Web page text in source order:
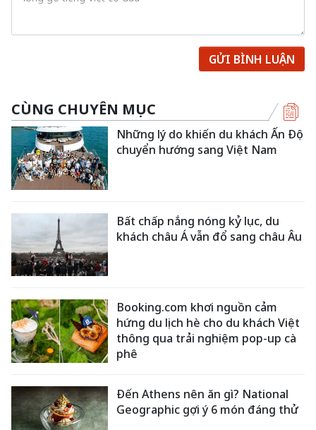
GỬI BÌNH LUẬN
CÙNG CHUYÊN MỤC
Những lý do khiến du khách Ấn Độ
chuyển hướng sang Việt Nam
Bất chấp nắng nóng kỷ lục, du
khách châu Á vẫn đổ sang châu Âu
Booking.com khơi nguồn cảm
hứng du lịch hè cho du khách Việt
thông qua trải nghiệm pop-up cà
phê
Đến Athens nên ăn gì? National
Geographic gợi ý 6 món đáng thử